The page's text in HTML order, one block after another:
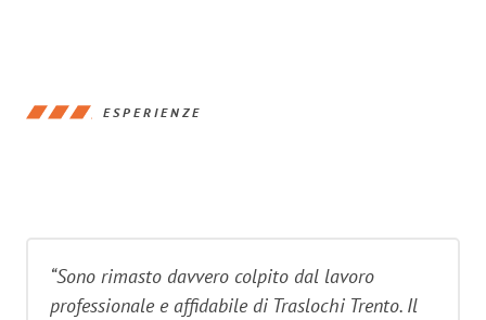
ESPERIENZE
“Sono rimasto davvero colpito dal lavoro
professionale e affidabile di Traslochi Trento. Il